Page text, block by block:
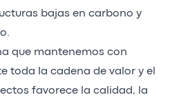
bajas en carbono y
que mantenemos con
toda la cadena de valor y el
favorece la calidad, la